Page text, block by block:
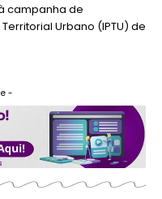
campanha de
Urbano (IPTU) de
-